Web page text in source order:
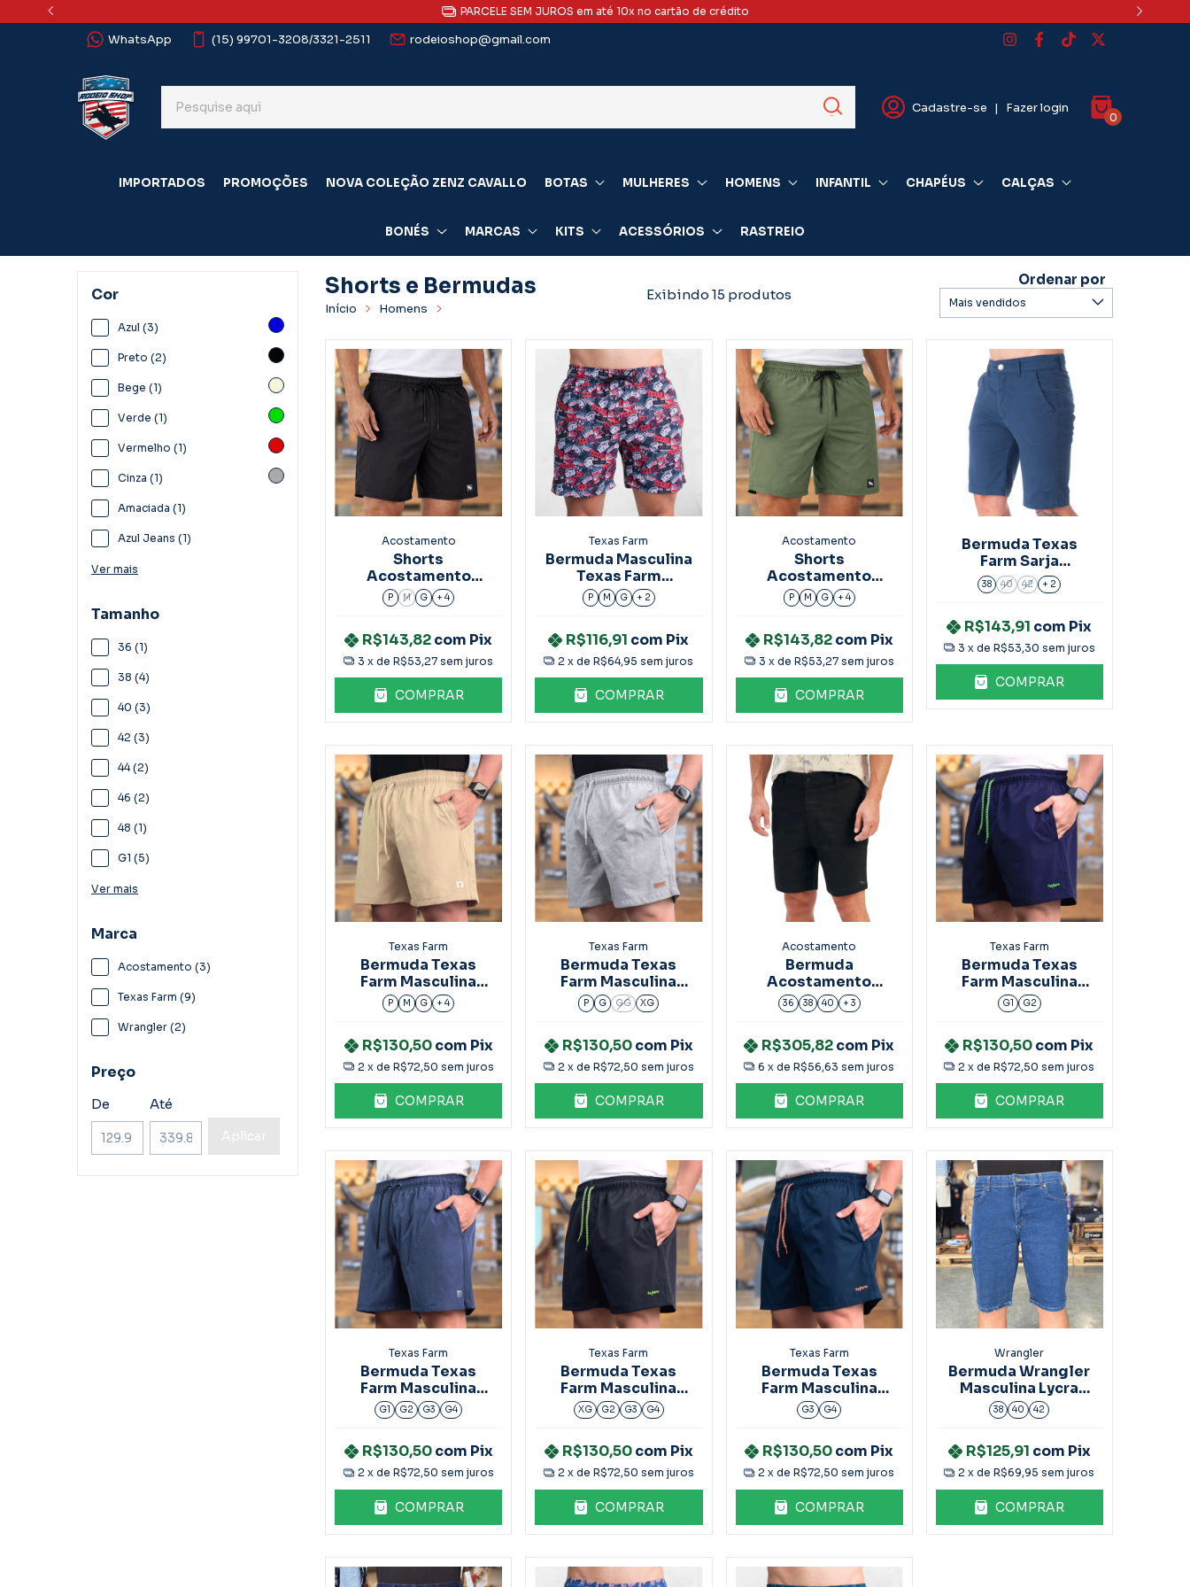
ATENDIMENTO ESPECIALIZADO via WhatsApp (clique aqui e fale conosco)
WhatsApp (15) 99701-3208/3321-2511 rodeioshop@gmail.com
Cadastre-se | Fazer login
0
IMPORTADOS PROMOÇÕES NOVA COLEÇÃO ZENZ CAVALLO BOTAS MULHERES HOMENS INFANTIL CHAPÉUS CALÇAS
BONÉS MARCAS KITS ACESSÓRIOS RASTREIO
Cor
Azul (3)
Preto (2)
Bege (1)
Verde (1)
Vermelho (1)
Cinza (1)
Amaciada (1)
Azul Jeans (1)
Ver mais
Tamanho
36 (1)
38 (4)
40 (3)
42 (3)
44 (2)
46 (2)
48 (1)
G1 (5)
Ver mais
Marca
Acostamento (3)
Texas Farm (9)
Wrangler (2)
Preço
De Até
Aplicar
Shorts e Bermudas
Início Homens
Exibindo 15 produtos
Ordenar por
Acostamento
Shorts
Acostamento
Masculino Elastano
Preto
P M G + 4
R$143,82com Pix
3 x deR$53,27 sem juros
COMPRAR
Texas Farm
Bermuda Masculina
Texas Farm
Vermelho
Ref.Bds016
P M G + 2
R$116,91 com Pix
2 x deR$64,95 sem juros
COMPRAR
Acostamento
Shorts
Acostamento
Masculino Elastano
Verde
P M G + 4
R$143,82com Pix
3 x de R$53,27 sem juros
COMPRAR
Bermuda Texas
Farm Sarja
Ref:Bmb006 Azul
38 40 42 + 2
R$143,91 com Pix
3 x de R$53,30 sem juros
COMPRAR
Texas Farm
Bermuda Texas
Farm Masculina
BDS023
P M G + 4
R$130,50com Pix
2 x de R$72,50 sem juros
COMPRAR
Texas Farm
Bermuda Texas
Farm Masculina
BDS021
P G GG XG
R$130,50com Pix
2 x de R$72,50 sem juros
COMPRAR
Acostamento
Bermuda
Acostamento
Masculina Casual
Preta
36 38 40 + 3
R$305,82com Pix
6 x deR$56,63 sem juros
COMPRAR
Texas Farm
Bermuda Texas
Farm Masculina
BDS022
G1 G2
R$130,50com Pix
2 x deR$72,50 sem juros
COMPRAR
Texas Farm
Bermuda Texas
Farm Masculina
BDS023
G1 G2 G3 G4
R$130,50com Pix
2 x de R$72,50 sem juros
COMPRAR
Texas Farm
Bermuda Texas
Farm Masculina
BDS022
XG G2 G3 G4
R$130,50com Pix
2 x de R$72,50 sem juros
COMPRAR
Texas Farm
Bermuda Texas
Farm Masculina
BDS022
G3 G4
R$130,50com Pix
2 x deR$72,50 sem juros
COMPRAR
Wrangler
Bermuda Wrangler
Masculina Lycra
WMB1411
38 40 42
R$125,91 com Pix
2 x deR$69,95 sem juros
COMPRAR